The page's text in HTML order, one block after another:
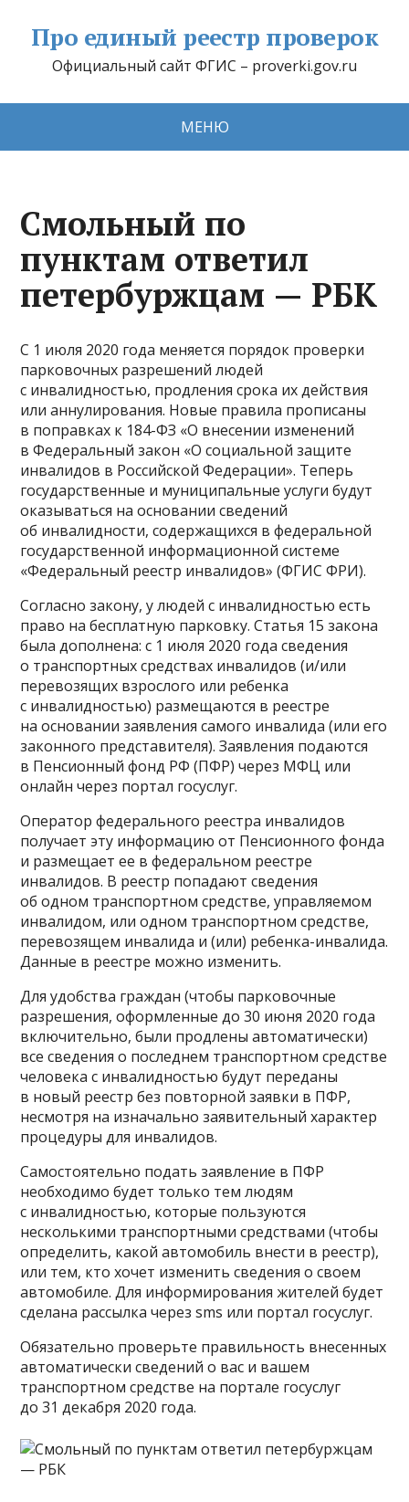
Про единый реестр проверок
Официальный сайт ФГИС – proverki.gov.ru
МЕНЮ
Смольный по
пунктам ответил
петербуржцам — РБК
С 1 июля 2020 года меняется порядок проверки
парковочных разрешений людей
с инвалидностью, продления срока их действия
или аннулирования. Новые правила прописаны
в поправках к 184-ФЗ «О внесении изменений
в Федеральный закон «О социальной защите
инвалидов в Российской Федерации». Теперь
государственные и муниципальные услуги будут
оказываться на основании сведений
об инвалидности, содержащихся в федеральной
государственной информационной системе
«Федеральный реестр инвалидов» (ФГИС ФРИ).
Согласно закону, у людей с инвалидностью есть
право на бесплатную парковку. Статья 15 закона
была дополнена: с 1 июля 2020 года сведения
о транспортных средствах инвалидов (и/или
перевозящих взрослого или ребенка
с инвалидностью) размещаются в реестре
на основании заявления самого инвалида (или его
законного представителя). Заявления подаются
в Пенсионный фонд РФ (ПФР) через МФЦ или
онлайн через портал госуслуг.
Оператор федерального реестра инвалидов
получает эту информацию от Пенсионного фонда
и размещает ее в федеральном реестре
инвалидов. В реестр попадают сведения
об одном транспортном средстве, управляемом
инвалидом, или одном транспортном средстве,
перевозящем инвалида и (или) ребенка-инвалида.
Данные в реестре можно изменить.
Для удобства граждан (чтобы парковочные
разрешения, оформленные до 30 июня 2020 года
включительно, были продлены автоматически)
все сведения о последнем транспортном средстве
человека с инвалидностью будут переданы
в новый реестр без повторной заявки в ПФР,
несмотря на изначально заявительный характер
процедуры для инвалидов.
Самостоятельно подать заявление в ПФР
необходимо будет только тем людям
с инвалидностью, которые пользуются
несколькими транспортными средствами (чтобы
определить, какой автомобиль внести в реестр),
или тем, кто хочет изменить сведения о своем
автомобиле. Для информирования жителей будет
сделана рассылка через sms или портал госуслуг.
Обязательно проверьте правильность внесенных
автоматически сведений о вас и вашем
транспортном средстве на портале госуслуг
до 31 декабря 2020 года.